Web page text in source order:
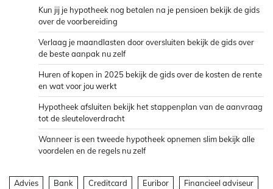
Kun jij je hypotheek nog betalen na je pensioen bekijk de gids
over de voorbereiding
Verlaag je maandlasten door oversluiten bekijk de gids over
de beste aanpak nu zelf
Huren of kopen in 2025 bekijk de gids over de kosten de rente
en wat voor jou werkt
Hypotheek afsluiten bekijk het stappenplan van de aanvraag
tot de sleuteloverdracht
Wanneer is een tweede hypotheek opnemen slim bekijk alle
voordelen en de regels nu zelf
Advies Bank Creditcard Euribor
Financieel adviseur